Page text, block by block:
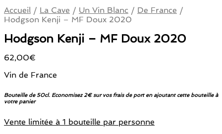
Accueil / La Cave / Un Vin Blanc / De France /
Hodgson Kenji – MF Doux 2020
Hodgson Kenji – MF Doux 2020
62,00€
Vin de France
Bouteille de 50cl. Economisez 2€ sur vos frais de port en ajoutant cette bouteille à
votre panier
Vente limitée à 1 bouteille par personne